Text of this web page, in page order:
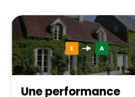
Une performance